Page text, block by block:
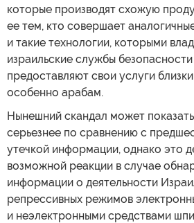
которые производят схожую
ее тем, кто совершает
и такие технологии, которыми
израильские службы
предоставляют свои услуги
особенно арабам.
Нынешний скандал может
серьезнее по сравнению с
утечкой информации, однако это
возможной реакции в случае
информации о деятельности
репрессивных режимов
и неэлектронными средствами